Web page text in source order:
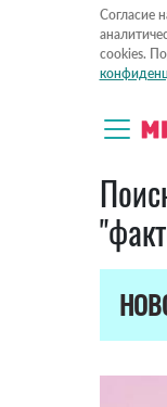
Согласие
cookies.